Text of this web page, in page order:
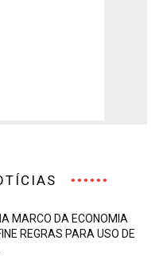
MARCO DA ECONOMIA
REGRAS PARA USO DE